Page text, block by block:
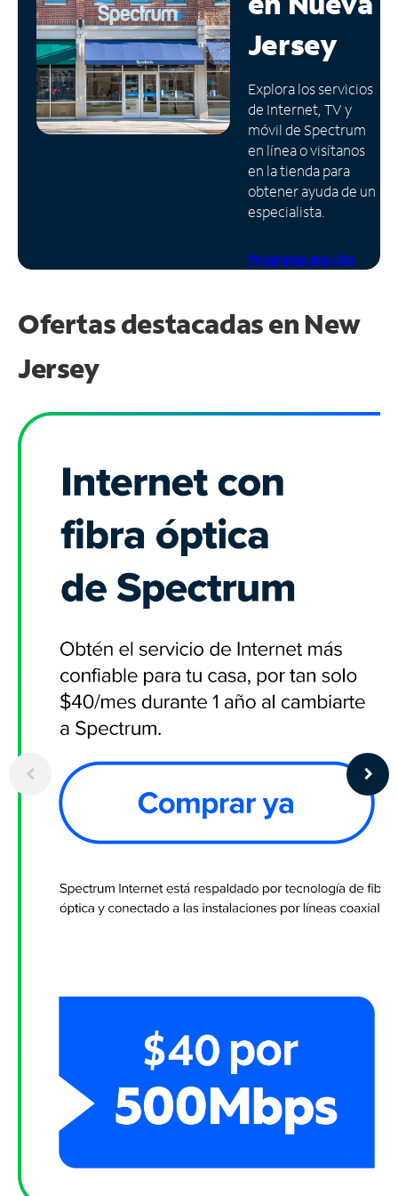
Administrar
cuenta
Encuentra
una
tienda
Jersey
Explora los servicios
de Internet, TV y
móvil de Spectrum
en línea o visítanos
en la tienda para
obtener ayuda de un
especialista.
Programa una cita
Ofertas destacadas en New
Jersey